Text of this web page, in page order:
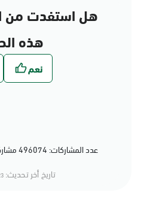
هل استفدت من
هذه
عدد المشاركات: 496074 مشاركة (82%) أعجبهم المحتوى
تاريخ أخر تحديث: